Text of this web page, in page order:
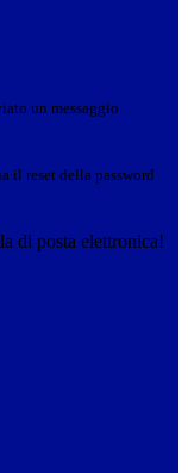
un messaggio
il reset della password
di posta elettronica!